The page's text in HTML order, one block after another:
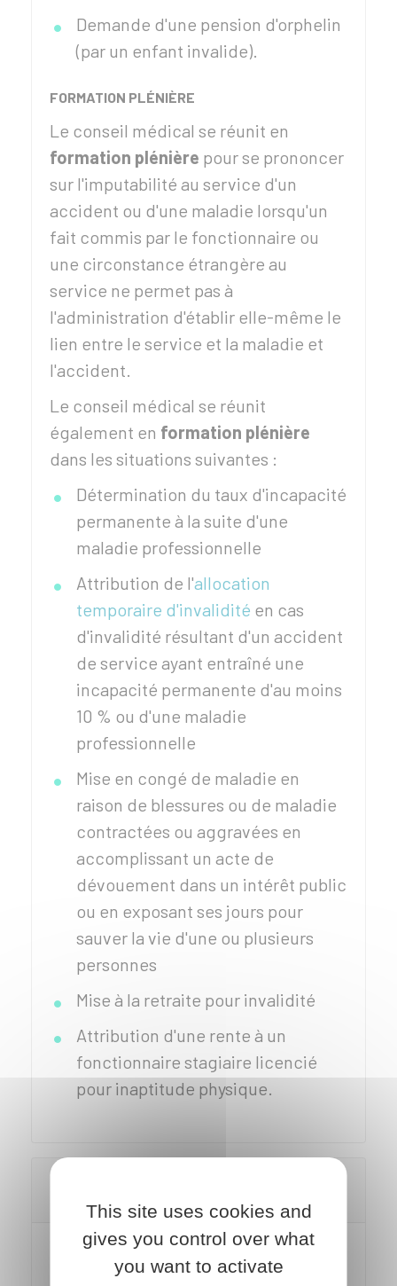
Demande d'une pension d'orphelin
(par un enfant invalide).
FORMATION PLÉNIÈRE
Le conseil médical se réunit en
formation plénière pour se prononcer
sur l'imputabilité au service d'un
accident ou d'une maladie lorsqu'un
fait commis par le fonctionnaire ou
une circonstance étrangère au
service ne permet pas à
l'administration d'établir elle-même le
lien entre le service et la maladie et
l'accident.
Le conseil médical se réunit
également en formation plénière
dans les situations suivantes :
Détermination du taux d'incapacité
permanente à la suite d'une
maladie professionnelle
Attribution de l'allocation
temporaire d'invalidité en cas
d'invalidité résultant d'un accident
de service ayant entraîné une
incapacité permanente d'au moins
10 % ou d'une maladie
professionnelle
Mise en congé de maladie en
raison de blessures ou de maladie
contractées ou aggravées en
accomplissant un acte de
dévouement dans un intérêt public
ou en exposant ses jours pour
sauver la vie d'une ou plusieurs
personnes
Mise à la retraite pour invalidité
Attribution d'une rente à un
fonctionnaire stagiaire licencié
pour inaptitude physique.
du conseil médical ?
Le conseil médical est saisi
par l'administration
This site uses cookies and
gives you control over what
you want to activate